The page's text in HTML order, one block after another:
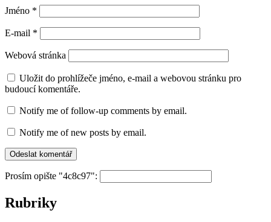
Jméno *
E-mail *
Webová stránka
Uložit do prohlížeče jméno, e-mail a webovou stránku pro
budoucí komentáře.
Notify me of follow-up comments by email.
Notify me of new posts by email.
Prosím opište "4c8c97":
Rubriky